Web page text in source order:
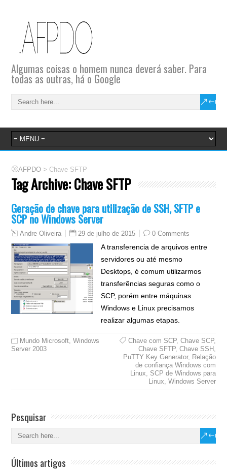
Algumas coisas o homem nunca deverá saber. Para
todas as outras, há o Google
AFPDO > Chave SFTP
Tag Archive:Chave SFTP
Geração de chave para utilização de SSH, SFTP e
SCP no Windows Server
Andre Oliveira 29 de julho de 2015 0 Comments
A transferencia de arquivos entre
servidores ou até mesmo
Desktops, é comum utilizarmos
transferẽncias seguras como o
SCP, porém entre máquinas
Windows e Linux precisamos
realizar algumas etapas.
Mundo Microsoft,Windows
Server 2003
Chave com SCP, Chave SCP,
Chave SFTP, Chave SSH ,
PuTTY Key Generator, Relação
de confiança Windows com
Linux, SCP de Windows para
Linux, Windows Server
Pesquisar
Últimos artigos